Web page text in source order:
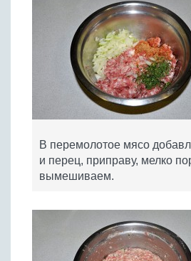
В перемолотое мясо
и перец, приправу, мелко
вымешиваем.